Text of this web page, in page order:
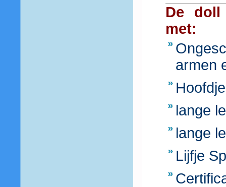
De doll
met:
armen
lange
lange
Lijfje